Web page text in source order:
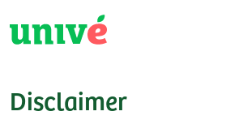
Disclaimer